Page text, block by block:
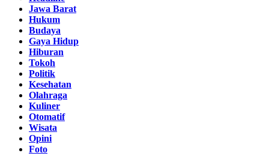
Jawa Barat
Hukum
Budaya
Gaya Hidup
Hiburan
Tokoh
Politik
Kesehatan
Olahraga
Kuliner
Otomatif
Wisata
Opini
Foto